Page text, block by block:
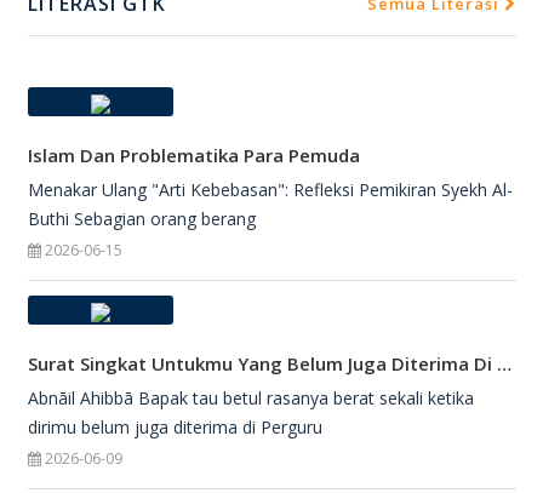
Islam Dan Problematika Para Pemuda
Menakar Ulang "Arti Kebebasan": Refleksi Pemikiran Syekh Al-
Buthi Sebagian orang berang
2026-06-15
Surat Singkat Untukmu Yang Belum Juga Diterima Di Perguruan Tinggi
Abnāil Ahibbā Bapak tau betul rasanya berat sekali ketika
dirimu belum juga diterima di Perguru
2026-06-09